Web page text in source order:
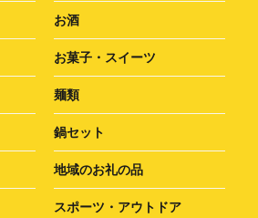
お酒
お菓子・スイーツ
麺類
鍋セット
地域のお礼の品
スポーツ・アウトドア